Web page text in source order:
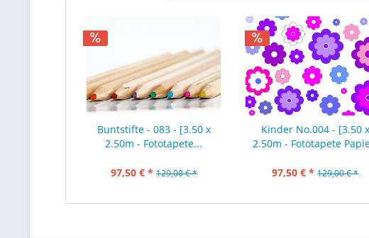
Buntstifte - 083 - [3.50 x
2.50m - Fototapete...
97,50 € * 129,00 € *
Kinder No.004 - [3.50 x
2.50m - Fototapete
97,50 € * 129,00 € *